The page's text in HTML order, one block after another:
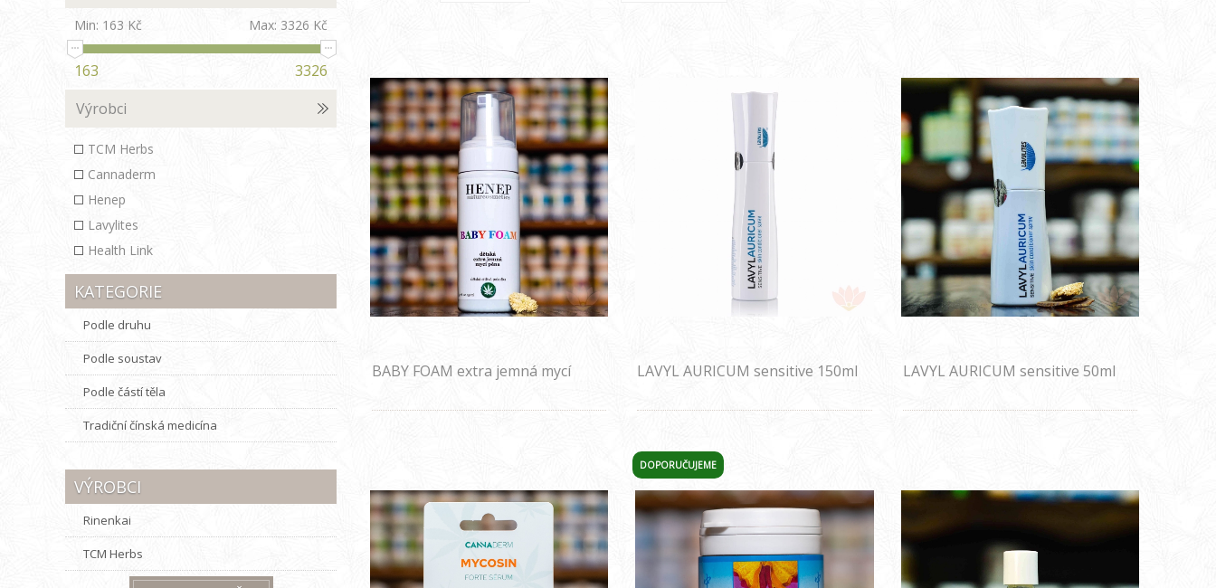
BABY FOAM extra jemná mycí
LAVYL AURICUM sensitive 150ml LAVYL AURICUM sensitive 50ml
DOPORUČUJEME
Min: 163 Kč Max: 3326 Kč
163
3326
Výrobci
TCM Herbs
Cannaderm
Henep
Lavylites
Health Link
KATEGORIE
Podle druhu
Podle soustav
Podle částí těla
Tradiční čínská medicína
VÝROBCI
Rinenkai
TCM Herbs